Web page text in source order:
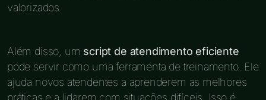
valorizados.
Além disso, um script de atendimento eficiente
pode servir como uma ferramenta de treinamento. Ele
ajuda novos atendentes a aprenderem as melhores
práticas e a lidarem com situações difíceis. Isso é